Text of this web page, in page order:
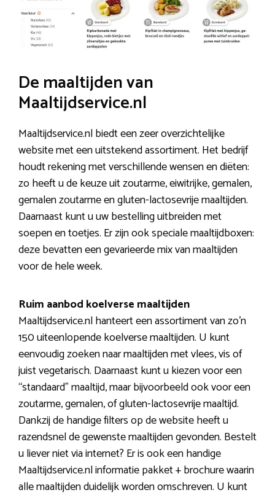
De maaltijden van
Maaltijdservice.nl
Maaltijdservice.nl biedt een zeer overzichtelijke
website met een uitstekend assortiment. Het bedrijf
houdt rekening met verschillende wensen en diëten:
zo heeft u de keuze uit zoutarme, eiwitrijke, gemalen,
gemalen zoutarme en gluten-lactosevrije maaltijden.
Daarnaast kunt u uw bestelling uitbreiden met
soepen en toetjes. Er zijn ook speciale maaltijdboxen:
deze bevatten een gevarieerde mix van maaltijden
voor de hele week.
Ruim aanbod koelverse maaltijden
Maaltijdservice.nl hanteert een assortiment van zo’n
150 uiteenlopende koelverse maaltijden. U kunt
eenvoudig zoeken naar maaltijden met vlees, vis of
juist vegetarisch. Daarnaast kunt u kiezen voor een
“standaard” maaltijd, maar bijvoorbeeld ook voor een
zoutarme, gemalen, of gluten-lactosevrije maaltijd.
Dankzij de handige filters op de website heeft u
razendsnel de gewenste maaltijden gevonden. Bestelt
u liever niet via internet? Er is ook een handige
Maaltijdservice.nl informatie pakket + brochure waarin
alle maaltijden duidelijk worden omschreven. U kunt